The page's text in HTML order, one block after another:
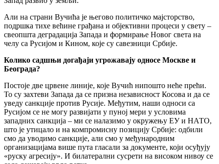
Али на страни Вучића је његово политичко мајсторство,
подршка тихе већине грађана и објективни процеси у свету –
свеопшта деградација Запада и формирање Новог света на
челу са Русијом и Кином, које су савезници Србије.
Колико садшњи догађаји угрожавају односе Москве и
Београда?
Постоје две црвене линије, које Вучић нипошто неће прећи.
То су захтеви Запада да се призна независност Косова и да се
уведу санкције против Русије. Међутим, наши односи са
Русијом се не могу развијати у пуној мери у условима
западних санкција – ми се налазимо у окружењу ЕУ и НАТО,
што је утицало и на компромисну позицију Србије: одбили
смо да уводимо санкције, али смо у међународним
организацијама више пута гласали за документе, који осуђују
«руску агресију». И билатерални сусрети на високом нивоу се